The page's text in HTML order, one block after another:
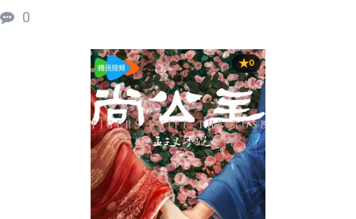
0
0